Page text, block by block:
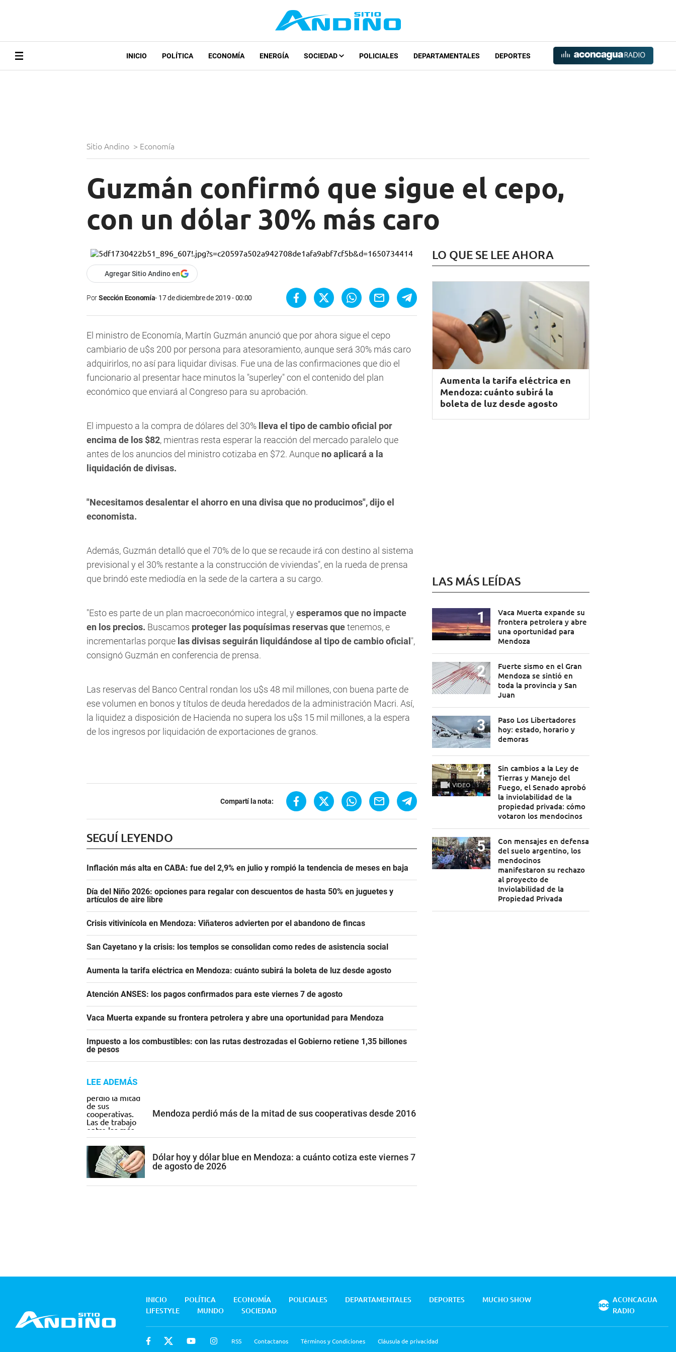
INICIO POLÍTICA ECONOMÍA ENERGÍA SOCIEDAD POLICIALES DEPARTAMENTALES DEPORTES
Sitio Andino > Economía
Guzmán confirmó que sigue el cepo,
con un dólar 30% más caro
Agregar Sitio Andino en
PorSección Economía 17 de diciembre de 2019 - 00:00
El ministro de Economía, Martín Guzmán anunció que por ahora sigue el cepo
cambiario de u$s 200 por persona para atesoramiento, aunque será 30% más caro
adquirirlos, no así para liquidar divisas. Fue una de las confirmaciones que dio el
funcionario al presentar hace minutos la "superley" con el contenido del plan
económico que enviará al Congreso para su aprobación.
El impuesto a la compra de dólares del 30%
lleva el tipo de cambio oficial por
encima de los $82, mientras resta esperar la reacción del mercado paralelo que
antes de los anuncios del ministro cotizaba en $72. Aunque no aplicará a la
liquidación de divisas.
"Necesitamos desalentar el ahorro en una divisa que no producimos", dijo el
economista.
Además, Guzmán detalló que el 70% de lo que se recaude irá con destino al sistema
previsional y el 30% restante a la construcción de viviendas", en la rueda de prensa
que brindó este mediodía en la sede de la cartera a su cargo.
"Esto es parte de un plan macroeconómico integral, y esperamos que no impacte
en los precios. Buscamos proteger las poquísimas reservas quetenemos, e
incrementarlas porque las divisas seguirán liquidándose al tipo de cambio oficial ",
consignó Guzmán en conferencia de prensa.
Las reservas del Banco Central rondan los u$s 48 mil millones, con buena parte de
ese volumen en bonos y títulos de deuda heredados de la administración Macri. Así,
la liquidez a disposición de Hacienda no supera los u$s 15 mil millones, a la espera
de los ingresos por liquidación de exportaciones de granos.
Compartí la nota:
SEGUÍ LEYENDO
Inflación más alta en CABA: fue del 2,9% en julio y rompió la tendencia de meses en baja
Día del Niño 2026: opciones para regalar con descuentos de hasta 50% en juguetes y
artículos de aire libre
Crisis vitivinícola en Mendoza: Viñateros advierten por el abandono de fincas
San Cayetano y la crisis: los templos se consolidan como redes de asistencia social
Aumenta la tarifa eléctrica en Mendoza: cuánto subirá la boleta de luz desde agosto
Atención ANSES: los pagos confirmados para este viernes 7 de agosto
Vaca Muerta expande su frontera petrolera y abre una oportunidad para Mendoza
Impuesto a los combustibles: con las rutas destrozadas el Gobierno retiene 1,35 billones
de pesos
LEE ADEMÁS
Mendoza perdió más de la mitad de sus cooperativas desde 2016
Dólar hoy y dólar blue en Mendoza: a cuánto cotiza este viernes 7
de agosto de 2026
LO QUE SE LEE AHORA
Aumenta la tarifa eléctrica en
Mendoza: cuánto subirá la
boleta de luz desde agosto
LAS MÁS LEÍDAS
Vaca Muerta expande su
frontera petrolera y abre
una oportunidad para
Mendoza
Fuerte sismo en el Gran
Mendoza se sintió en
toda la provincia y San
Juan
Paso Los Libertadores
hoy: estado, horario y
demoras
VIDEO
Sin cambios a la Ley de
Tierras y Manejo del
Fuego, el Senado aprobó
la inviolabilidad de la
propiedad privada: cómo
votaron los mendocinos
Con mensajes en defensa
del suelo argentino, los
mendocinos
manifestaron su rechazo
al proyecto de
Inviolabilidad de la
Propiedad Privada
INICIO POLÍTICA ECONOMÍA POLICIALES DEPARTAMENTALES DEPORTES
MUCHO SHOW
LIFESTYLE
MUNDO SOCIEDAD
RSS Contactanos Términos y Condiciones Cláusula de privacidad
ACONCAGUA
RADIO